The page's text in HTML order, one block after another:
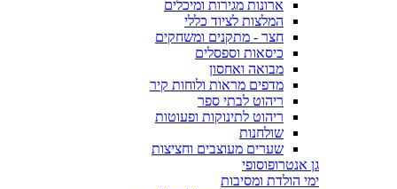
ארונות מגירות ומיכלים
המלצות לציוד כללי
חצר - מתקנים ומשחקים
כיסאות וספסלים
מבואה ואחסון
מדפים מראות ולוחות קיר
ריהוט לבתי ספר
ריהוט לתינוקות ופעוטות
שולחנות
שערים מעוצבים וחציצות
גן אנטרופוסופי
ימי הולדת ומסיבות